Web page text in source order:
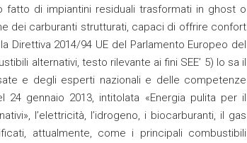
di impiantini residuali trasformati in ghost o
dei carburanti strutturati, capaci di offrire confort
Direttiva 2014/94 UE del Parlamento Europeo del
alternativi, testo rilevante ai fini SEE’ 5) lo sa il
e degli esperti nazionali e delle competenze
gennaio 2013, intitolata «Energia pulita per il
l’elettricità, l’idrogeno, i biocarburanti, il gas
attualmente, come i principali combustibili